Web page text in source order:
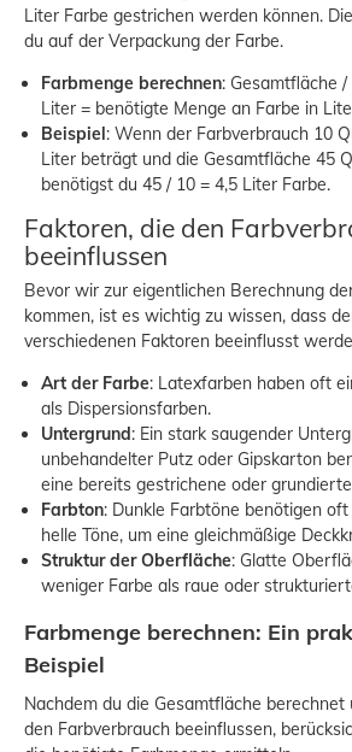
Liter Farbe gestrichen werden können.
du auf der Verpackung der Farbe.
Farbmenge berechnen: Gesamtfläche
Liter = benötigte Menge an Farbe in
Beispiel: Wenn der Farbverbrauch 10
Liter beträgt und die Gesamtfläche 45
benötigst du 45 / 10 = 4,5 Liter Farbe.
Faktoren, die den
beeinflussen
Bevor wir zur eigentlichen Berechnung
kommen, ist es wichtig zu wissen, dass
verschiedenen Faktoren beeinflusst
Art der Farbe: Latexfarben haben oft
als Dispersionsfarben.
Untergrund: Ein stark saugender
unbehandelter Putz oder Gipskarton
eine bereits gestrichene oder
Farbton: Dunkle Farbtöne benötigen
helle Töne, um eine gleichmäßige
Struktur der Oberfläche: Glatte
weniger Farbe als raue oder
Farbmenge berechnen: Ein
Beispiel
Nachdem du die Gesamtfläche berechnet
den Farbverbrauch beeinflussen,